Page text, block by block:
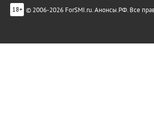
18+ © 2006-2026 ForSMI.ru. Анонсы.РФ. Все